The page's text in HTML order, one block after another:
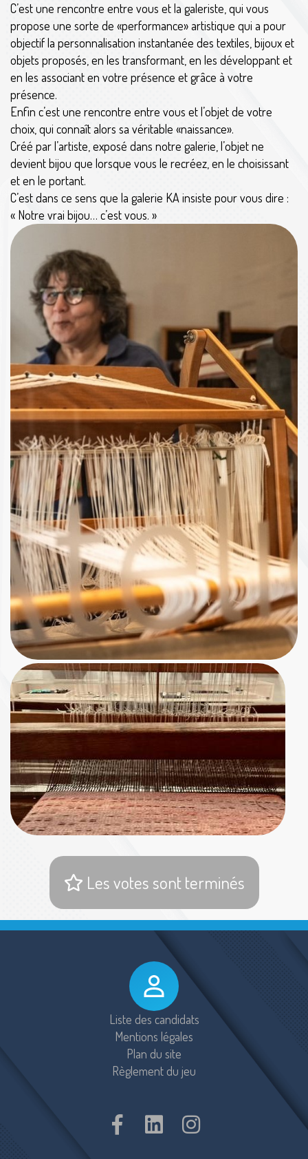
C’est une rencontre entre vous et la galeriste, qui vous
propose une sorte de «performance» artistique qui a pour
objectif la personnalisation instantanée des textiles, bijoux et
objets proposés, en les transformant, en les développant et
en les associant en votre présence et grâce à votre
présence.
Enfin c’est une rencontre entre vous et l’objet de votre
choix, qui connaît alors sa véritable «naissance».
Créé par l’artiste, exposé dans notre galerie, l’objet ne
devient bijou que lorsque vous le recréez, en le choisissant
et en le portant.
C’est dans ce sens que la galerie KA insiste pour vous dire :
« Notre vrai bijou… c’est vous. »
Les votes sont terminés
Liste des candidats
Mentions légales
Plan du site
Règlement du jeu